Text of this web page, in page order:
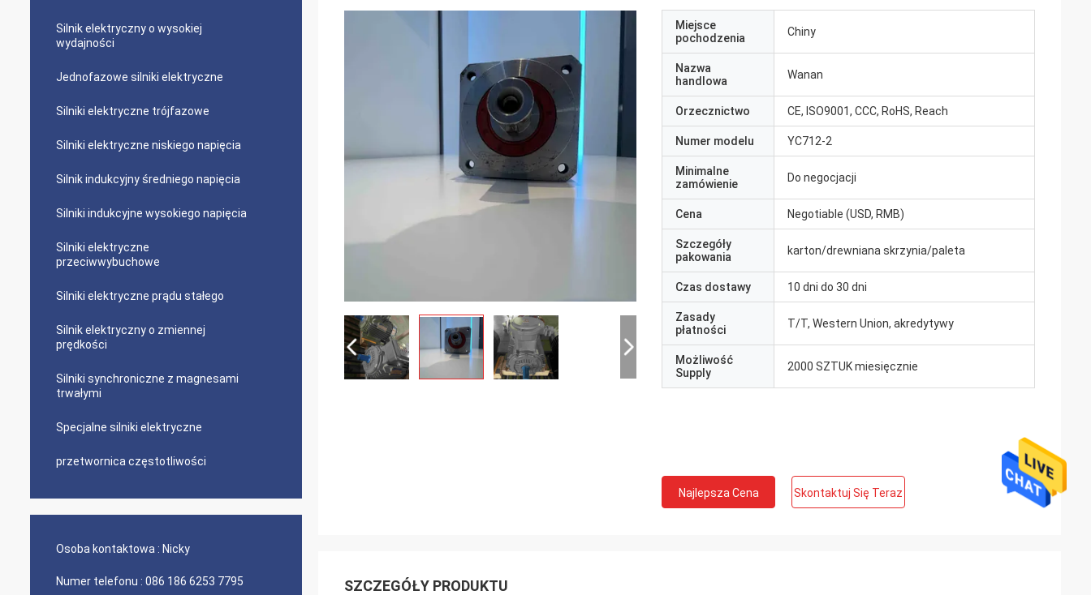
Silnik elektryczny o wysokiej
wydajności
Jednofazowe silniki elektryczne
Silniki elektryczne trójfazowe
Silniki elektryczne niskiego napięcia
Silnik indukcyjny średniego napięcia
Silniki indukcyjne wysokiego napięcia
Silniki elektryczne
przeciwwybuchowe
Silniki elektryczne prądu stałego
Silnik elektryczny o zmiennej
prędkości
Silniki synchroniczne z magnesami
trwałymi
Specjalne silniki elektryczne
przetwornica częstotliwości
Osoba kontaktowa : Nicky
Numer telefonu : 086 186 6253 7795
Miejsce
pochodzenia
Chiny
Nazwa
handlowa
Wanan
Orzecznictwo CE, ISO9001, CCC, RoHS, Reach
Numer modelu YC712-2
Minimalne
zamówienie
Do negocjacji
Cena Negotiable (USD, RMB)
Szczegóły
pakowania
karton/drewniana skrzynia/paleta
Czas dostawy 10 dni do 30 dni
Zasady
płatności
T/T, Western Union, akredytywy
Możliwość
Supply
2000 SZTUK miesięcznie
Najlepsza Cena Skontaktuj Się Teraz
SZCZEGÓŁY PRODUKTU